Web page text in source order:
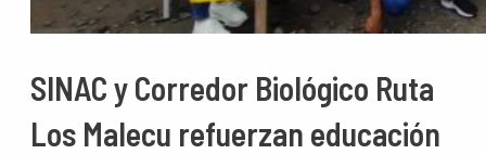
SINAC y Corredor Biológico Ruta
Los Malecu refuerzan educación